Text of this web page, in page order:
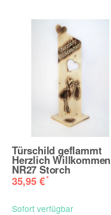
Türschild geflammt
Herzlich Willkommen
NR27 Storch
35,95 €*
Sofort verfügbar